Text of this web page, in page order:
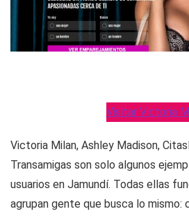
Visitar Victoria
Victoria Milan, Ashley Madison,
Transamigas son solo algunos
usuarios en Jamundí. Todas ellas
agrupan gente que busca lo mismo: